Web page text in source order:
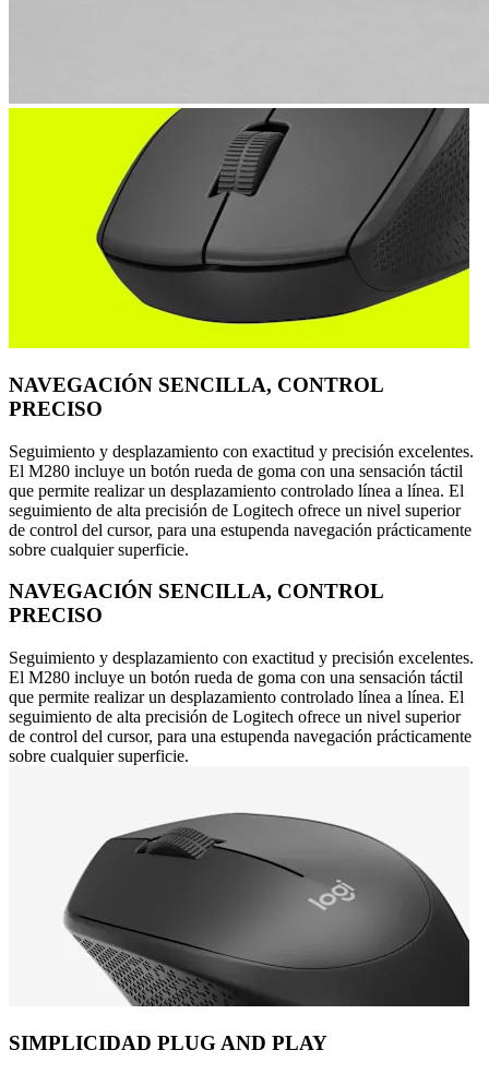
NAVEGACIÓN SENCILLA, CONTROL
PRECISO
Seguimiento y desplazamiento con exactitud y precisión excelentes.
El M280 incluye un botón rueda de goma con una sensación táctil
que permite realizar un desplazamiento controlado línea a línea. El
seguimiento de alta precisión de Logitech ofrece un nivel superior
de control del cursor, para una estupenda navegación prácticamente
sobre cualquier superficie.
NAVEGACIÓN SENCILLA, CONTROL
PRECISO
Seguimiento y desplazamiento con exactitud y precisión excelentes.
El M280 incluye un botón rueda de goma con una sensación táctil
que permite realizar un desplazamiento controlado línea a línea. El
seguimiento de alta precisión de Logitech ofrece un nivel superior
de control del cursor, para una estupenda navegación prácticamente
sobre cualquier superficie.
SIMPLICIDAD PLUG AND PLAY